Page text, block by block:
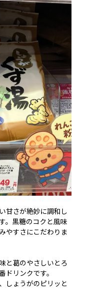
甘さが絶妙に調和し
。黒糖のコクと風味
やすさにこだわりま
と葛のやさしいとろ
リンクです。
しょうがのピリッと